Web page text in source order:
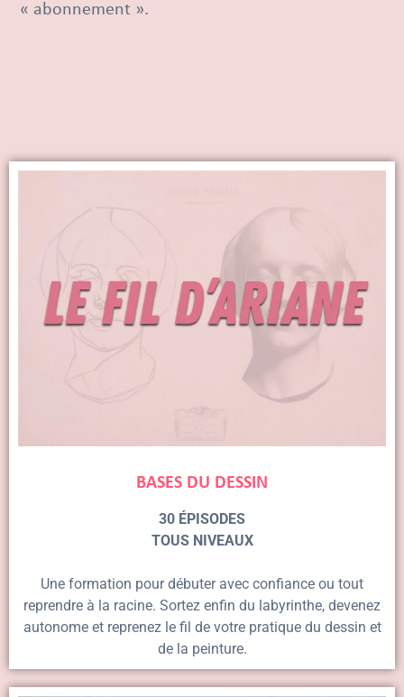
« abonnement ».
BASES DU DESSIN
30 ÉPISODES
TOUS NIVEAUX
Une formation pour débuter avec confiance ou tout
reprendre à la racine. Sortez enfin du labyrinthe, devenez
autonome et reprenez le fil de votre pratique du dessin et
de la peinture.